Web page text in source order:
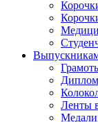
Ленты
Медали